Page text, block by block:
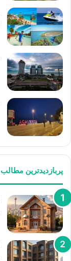
پربازدیدترین مطالب